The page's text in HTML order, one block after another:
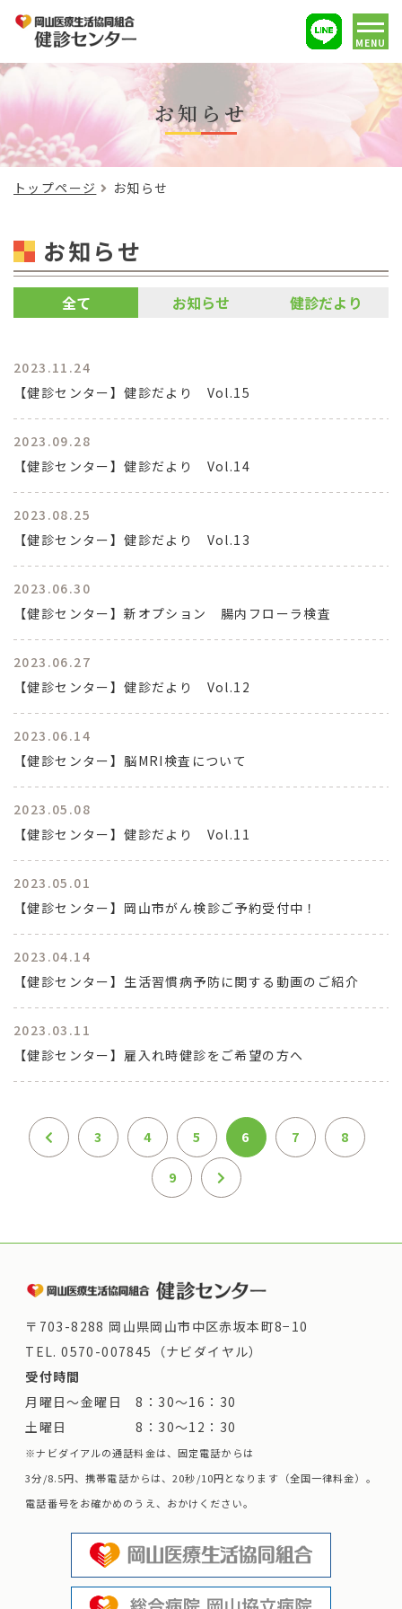
MENU
お知らせ
トップページ お知らせ
お知らせ
全て お知らせ 健診だより
2023.11.24
【健診センター】健診だより Vol.15
2023.09.28
【健診センター】健診だより Vol.14
2023.08.25
【健診センター】健診だより Vol.13
2023.06.30
【健診センター】新オプション 腸内フローラ検査
2023.06.27
【健診センター】健診だより Vol.12
2023.06.14
【健診センター】脳MRI検査について
2023.05.08
【健診センター】健診だより Vol.11
2023.05.01
【健診センター】岡山市がん検診ご予約受付中！
2023.04.14
【健診センター】生活習慣病予防に関する動画のご紹介
2023.03.11
【健診センター】雇入れ時健診をご希望の方へ
3 4 5 6 7 8
9
〒703-8288 岡山県岡山市中区赤坂本町8−10
TEL.0570-007845（ナビダイヤル）
受付時間
月曜日～金曜日 8：30～16：30
土曜日 8：30～12：30
※ナビダイアルの通話料金は、固定電話からは
3分/8.5円、携帯電話からは、20秒/10円となります（全国一律料金）。
電話番号をお確かめのうえ、おかけください。